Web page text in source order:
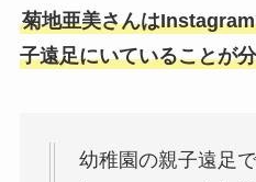
菊地亜美さんは
子遠足にいていることが
幼稚園の親子遠足